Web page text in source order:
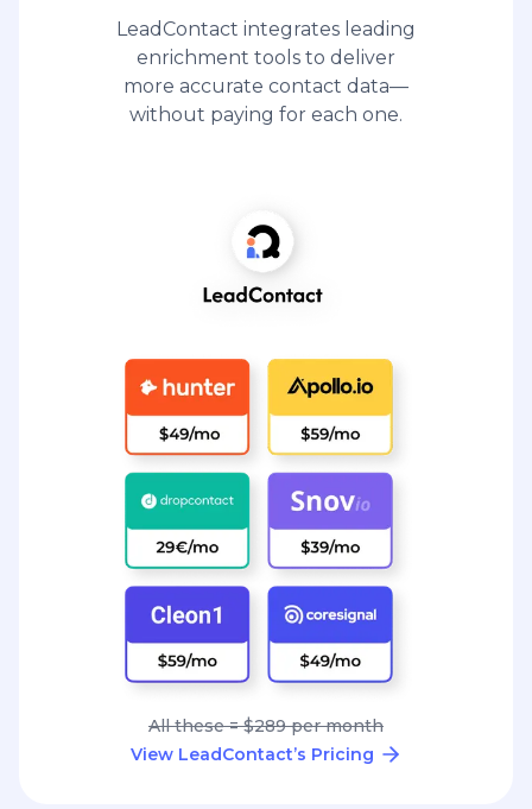
LeadContact integrates leading
enrichment tools to deliver
more accurate contact data—
without paying for each one.
All these = $289 per month
View LeadContact’s Pricing